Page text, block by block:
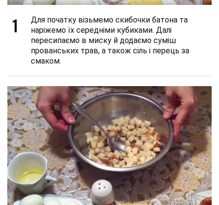
1
Для початку візьмемо скибочки батона та
наріжемо їх середніми кубиками. Далі
пересипаємо в миску й додаємо суміш
прованських трав, а також сіль і перець за
смаком.